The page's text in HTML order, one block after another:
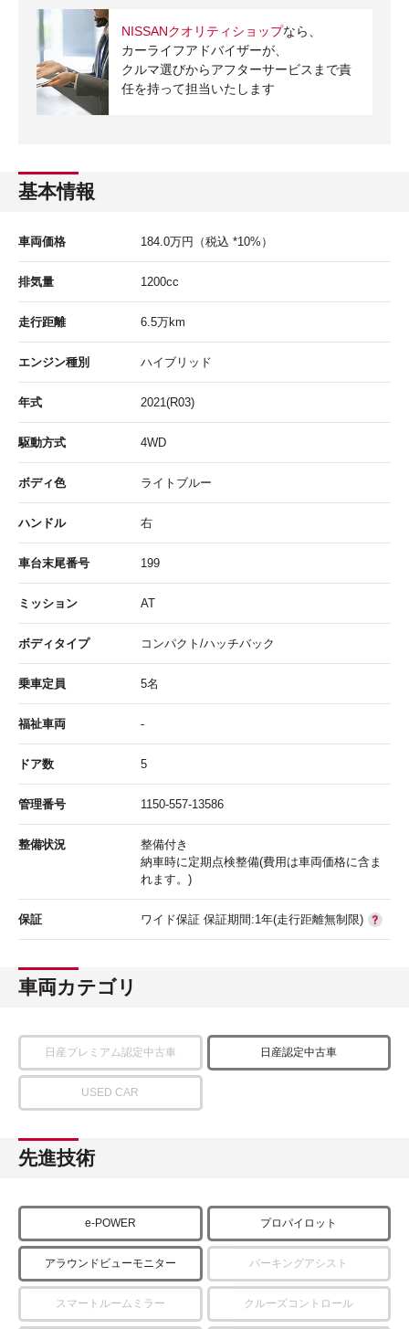
NISSANクオリティショップなら、
カーライフアドバイザーが、
クルマ選びからアフターサービスまで責
任を持って担当いたします
基本情報
車両価格 184.0万円 （税込 *10%）
排気量 1200cc
走行距離 6.5万km
エンジン種別 ハイブリッド
年式 2021(R03)
駆動方式 4WD
ボディ色 ライトブルー
ハンドル 右
車台末尾番号 199
ミッション AT
ボディタイプ コンパクト/ハッチバック
乗車定員 5名
福祉車両 -
ドア数 5
管理番号 1150-557-13586
整備状況
整備付き
納車時に定期点検整備(費用は車両価格に含ま
れます。)
保証 ワイド保証 保証期間:1年(走行距離無制限)
車両カテゴリ
日産プレミアム認定中古車 日産認定中古車
USED CAR
先進技術
e-POWER プロパイロット
アラウンドビューモニター パーキングアシスト
スマートルームミラー クルーズコントロール